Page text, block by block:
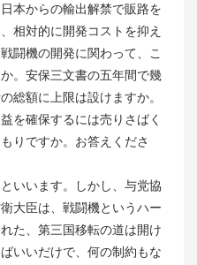
本からの輸出解禁で販路を
相対的に開発コストを抑え
闘機の開発に関わって、こ
。安保三文書の五年間で幾
総額に上限は設けますか。
を確保するには売りさばく
りですか。お答えくださ
いいます。しかし、与党協
大臣は、戦闘機というハー
た、第三国移転の道は開け
いいだけで、何の制約もな